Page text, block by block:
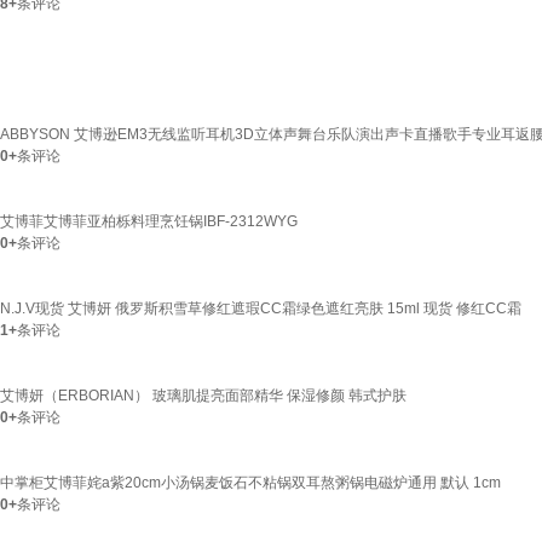
8+条评论
ABBYSON 艾博逊EM3无线监听耳机3D立体声舞台乐队演出声卡直播歌手专业耳返
0+条评论
艾博菲艾博菲亚柏栎料理烹饪锅IBF-2312WYG
0+条评论
N.J.V现货 艾博妍 俄罗斯积雪草修红遮瑕CC霜绿色遮红亮肤 15ml 现货 修红CC霜
1+条评论
艾博妍（ERBORIAN） 玻璃肌提亮面部精华 保湿修颜 韩式护肤
0+条评论
中掌柜艾博菲姹a紫20cm小汤锅麦饭石不粘锅双耳熬粥锅电磁炉通用 默认 1cm
0+条评论